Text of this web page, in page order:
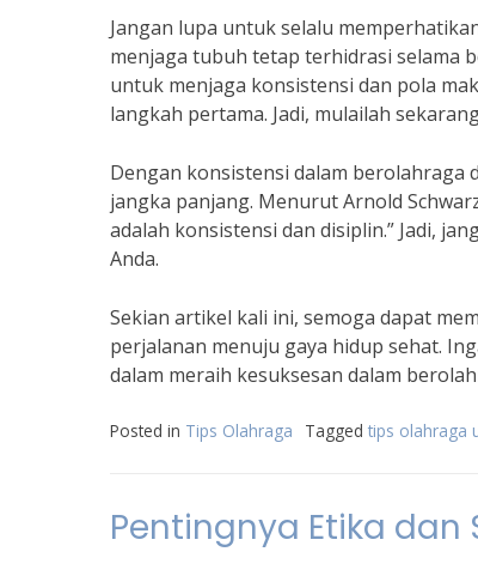
Jangan lupa untuk selalu
menjaga tubuh tetap terhidrasi selama
untuk menjaga konsistensi dan pola
langkah pertama. Jadi, mulailah
Dengan konsistensi dalam berolahraga
jangka panjang. Menurut Arnold
adalah konsistensi dan disiplin.” Jadi,
Anda.
Sekian artikel kali ini, semoga dapat
perjalanan menuju gaya hidup sehat.
dalam meraih kesuksesan dalam
Posted in Tips Olahraga Tagged tips olahraga
Pentingnya Etika